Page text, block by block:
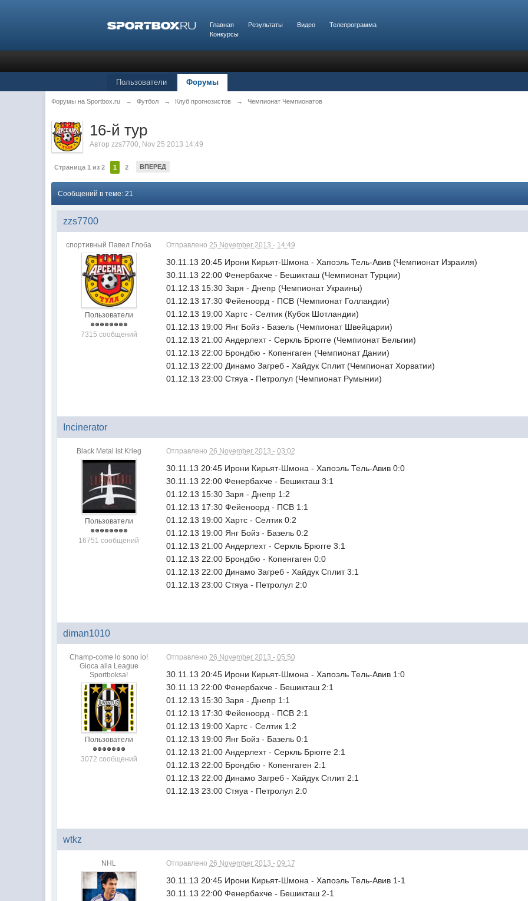
Главная Результаты Видео
Телепрограмма
Конкурсы
Пользователи Форумы
Форумы на Sportbox.ru → Футбол → Клуб прогнозистов → Чемпионат Чемпионатов
16-й тур
Авторzzs7700, Nov 25 2013 14:49
Страница 1 из 2 1 2 ВПЕРЕД
Сообщений в теме: 21
zzs7700
спортивный Павел Глоба
Пользователи
7315 сообщений
Отправлено25 November 2013 - 14:49
30.11.13 20:45 Ирони Кирьят-Шмона - Хапоэль Тель-Авив (Чемпионат Израиля)
30.11.13 22:00 Фенербахче - Бешикташ (Чемпионат Турции)
01.12.13 15:30 Заря - Днепр (Чемпионат Украины)
01.12.13 17:30 Фейеноорд - ПСВ (Чемпионат Голландии)
01.12.13 19:00 Хартс - Селтик (Кубок Шотландии)
01.12.13 19:00 Янг Бойз - Базель (Чемпионат Швейцарии)
01.12.13 21:00 Андерлехт - Серкль Брюгге (Чемпионат Бельгии)
01.12.13 22:00 Брондбю - Копенгаген (Чемпионат Дании)
01.12.13 22:00 Динамо Загреб - Хайдук Сплит (Чемпионат Хорватии)
01.12.13 23:00 Стяуа - Петролул (Чемпионат Румынии)
Incinerator
Black Metal ist Krieg
Пользователи
16751 сообщений
Отправлено26 November 2013 - 03:02
30.11.13 20:45 Ирони Кирьят-Шмона - Хапоэль Тель-Авив 0:0
30.11.13 22:00 Фенербахче - Бешикташ 3:1
01.12.13 15:30 Заря - Днепр 1:2
01.12.13 17:30 Фейеноорд - ПСВ 1:1
01.12.13 19:00 Хартс - Селтик 0:2
01.12.13 19:00 Янг Бойз - Базель 0:2
01.12.13 21:00 Андерлехт - Серкль Брюгге 3:1
01.12.13 22:00 Брондбю - Копенгаген 0:0
01.12.13 22:00 Динамо Загреб - Хайдук Сплит 3:1
01.12.13 23:00 Стяуа - Петролул 2:0
diman1010
Champ-come lo sono io!
Gioca alla League
Sportboksa!
Пользователи
3072 сообщений
Отправлено26 November 2013 - 05:50
30.11.13 20:45 Ирони Кирьят-Шмона - Хапоэль Тель-Авив 1:0
30.11.13 22:00 Фенербахче - Бешикташ 2:1
01.12.13 15:30 Заря - Днепр 1:1
01.12.13 17:30 Фейеноорд - ПСВ 2:1
01.12.13 19:00 Хартс - Селтик 1:2
01.12.13 19:00 Янг Бойз - Базель 0:1
01.12.13 21:00 Андерлехт - Серкль Брюгге 2:1
01.12.13 22:00 Брондбю - Копенгаген 2:1
01.12.13 22:00 Динамо Загреб - Хайдук Сплит 2:1
01.12.13 23:00 Стяуа - Петролул 2:0
wtkz
NHL Отправлено26 November 2013 - 09:17
30.11.13 20:45 Ирони Кирьят-Шмона - Хапоэль Тель-Авив 1-1
30.11.13 22:00 Фенербахче - Бешикташ 2-1